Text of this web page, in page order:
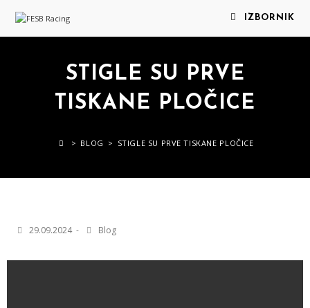
IZBORNIK
STIGLE SU PRVE
TISKANE PLOČICE
> BLOG > STIGLE SU PRVE TISKANE PLOČICE
29.09.2024 Blog